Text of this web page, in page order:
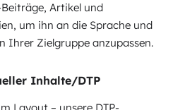
Artikel und
um ihn an die Sprache und
Ihrer Zielgruppe anzupassen.
Inhalte/DTP